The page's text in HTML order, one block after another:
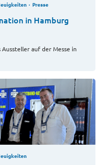
Presse
in Hamburg
auf der Messe in